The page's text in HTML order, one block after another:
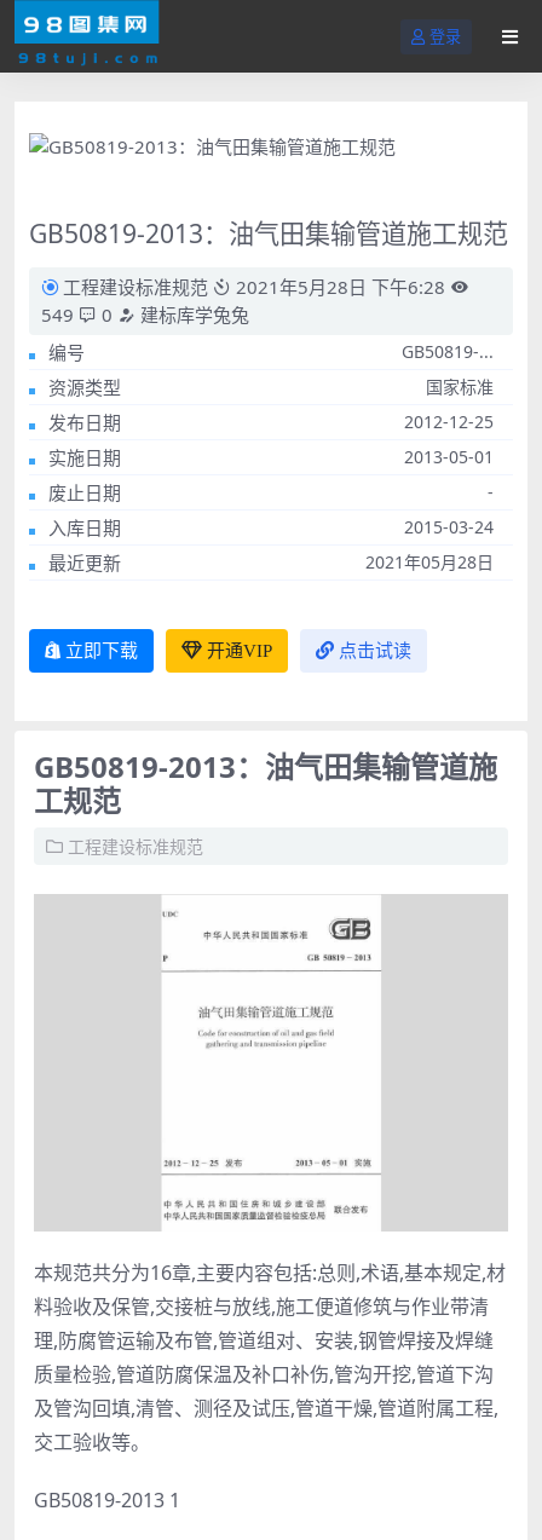
登录
GB50819-2013：油气田集输管道施工规范
工程建设标准规范
2021年5月28日 下午6:28
549
0
建标库学兔兔
编号
GB50819-...
资源类型 国家标准
发布日期 2012-12-25
实施日期 2013-05-01
废止日期 -
入库日期 2015-03-24
最近更新 2021年05月28日
立即下载 开通VIP 点击试读
GB50819-2013：油气田集输管道施
工规范
工程建设标准规范
本规范共分为16章,主要内容包括:总则,术语,基本规定,材
料验收及保管,交接桩与放线,施工便道修筑与作业带清
理,防腐管运输及布管,管道组对、安装,钢管焊接及焊缝
质量检验,管道防腐保温及补口补伤,管沟开挖,管道下沟
及管沟回填,清管、测径及试压,管道干燥,管道附属工程,
交工验收等。
GB50819-2013 1